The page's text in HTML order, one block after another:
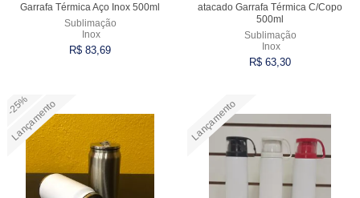
Garrafa Térmica Aço Inox 500ml
Sublimação
Inox
R$ 83,69
atacado Garrafa Térmica C/Copo
500ml
Sublimação
Inox
R$ 63,30
-25%
Lançamento Lançamento